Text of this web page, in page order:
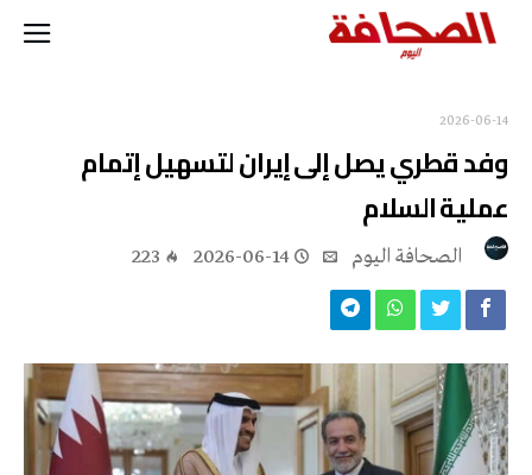
2026-06-14
وفد قطري يصل إلى إيران لتسهيل إتمام
عملية السلام
2026-06-14
223